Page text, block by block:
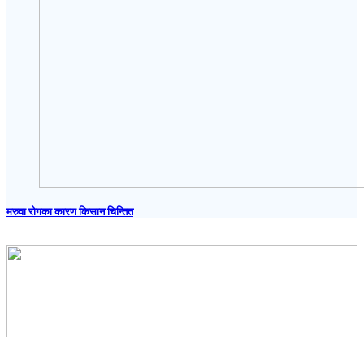
मरुवा रोगका कारण किसान चिन्तित